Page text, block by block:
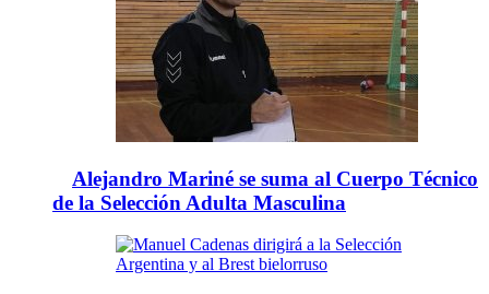
Alejandro Mariné se suma al Cuerpo Técnico
de la Selección Adulta Masculina